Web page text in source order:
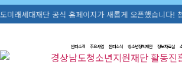
공식 홈페이지가 새롭게 오픈했습니다! 청소년활동
센터소개 주요사업 센터소식 청소년정책제안 정보자료실